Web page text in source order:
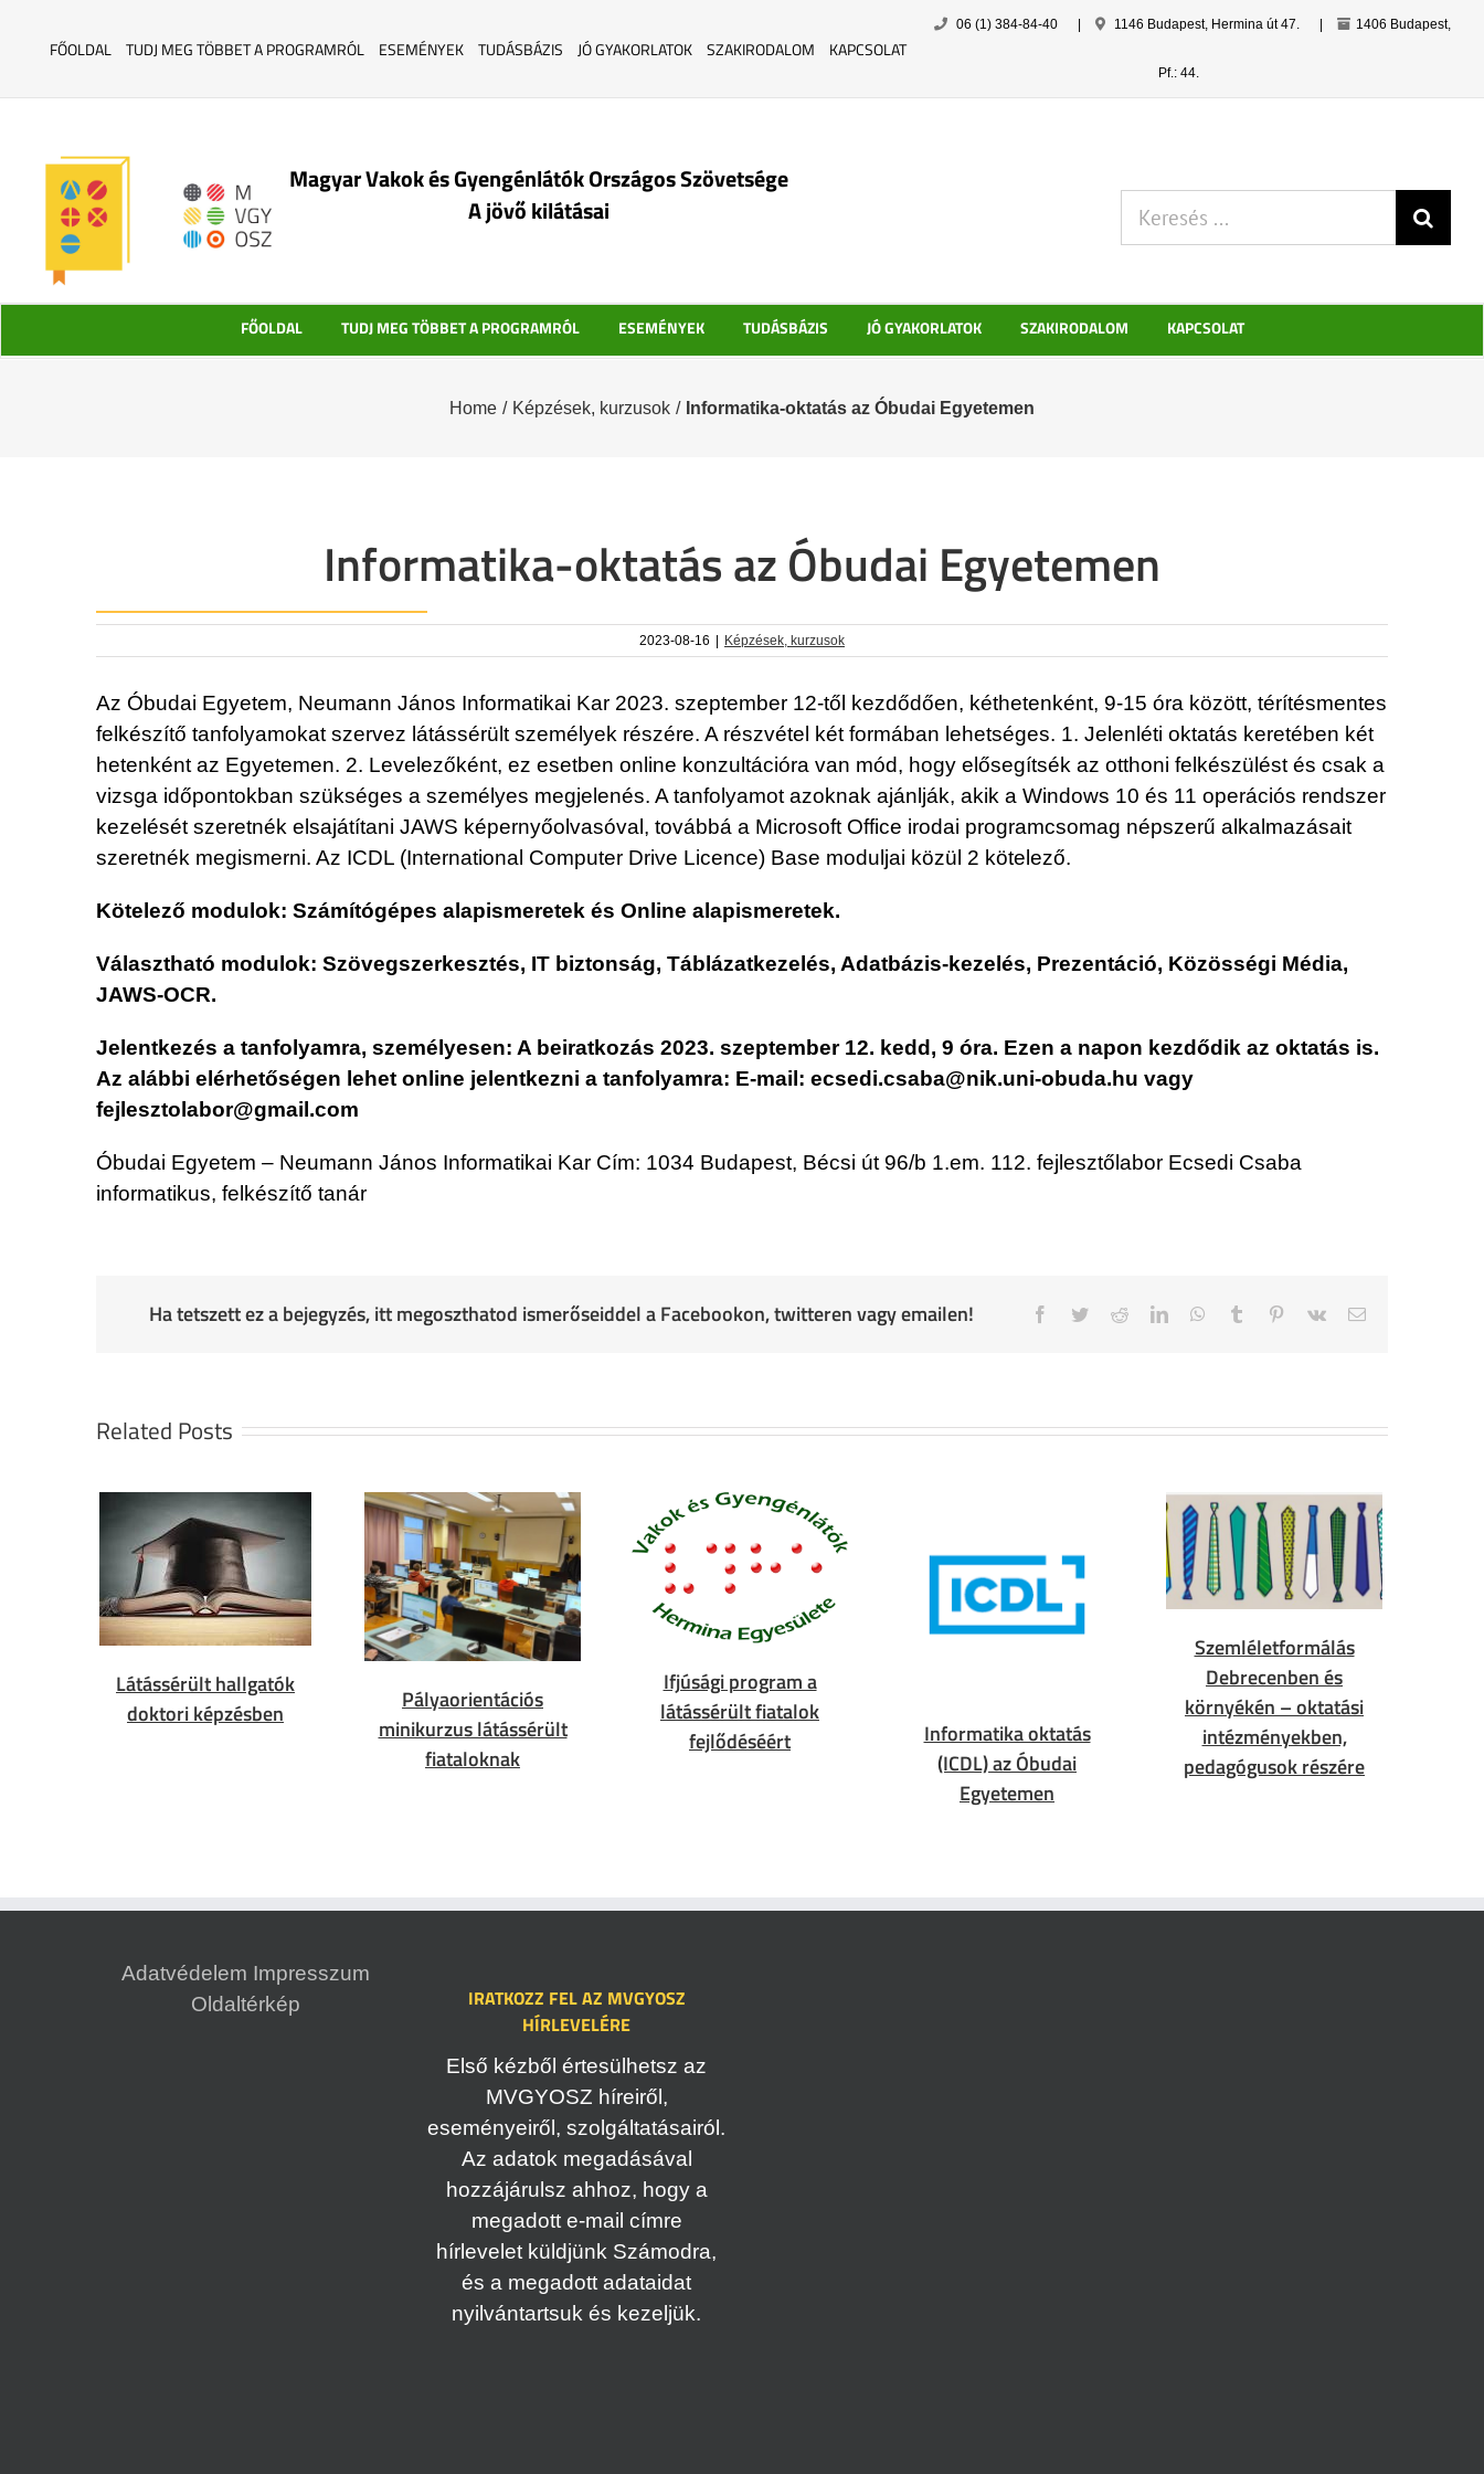
to
FŐOLDAL TUDJ MEG TÖBBET A PROGRAMRÓL ESEMÉNYEK TUDÁSBÁZIS JÓ GYAKORLATOK SZAKIRODALOM KAPCSOLAT
06 (1) 384-84-40 1146 Budapest, Hermina út 47. 1406 Budapest,
Pf.: 44.
Magyar Vakok és Gyengénlátók Országos Szövetsége
A jövő kilátásai
FŐOLDAL TUDJ MEG TÖBBET A PROGRAMRÓL ESEMÉNYEK TUDÁSBÁZIS JÓ GYAKORLATOK SZAKIRODALOM KAPCSOLAT
Home / Képzések, kurzusok / Informatika-oktatás az Óbudai Egyetemen
Informatika-oktatás az Óbudai Egyetemen
2023-08-16 | Képzések, kurzusok
Az Óbudai Egyetem, Neumann János Informatikai Kar 2023. szeptember 12-től kezdődően, kéthetenként, 9-15 óra között, térítésmentes
felkészítő tanfolyamokat szervez látássérült személyek részére. A részvétel két formában lehetséges. 1. Jelenléti oktatás keretében két
hetenként az Egyetemen. 2. Levelezőként, ez esetben online konzultációra van mód, hogy elősegítsék az otthoni felkészülést és csak a
vizsga időpontokban szükséges a személyes megjelenés. A tanfolyamot azoknak ajánlják, akik a Windows 10 és 11 operációs rendszer
kezelését szeretnék elsajátítani JAWS képernyőolvasóval, továbbá a Microsoft Office irodai programcsomag népszerű alkalmazásait
szeretnék megismerni. Az ICDL (International Computer Drive Licence) Base moduljai közül 2 kötelező.
Kötelező modulok: Számítógépes alapismeretek és Online alapismeretek.
Választható modulok: Szövegszerkesztés, IT biztonság, Táblázatkezelés, Adatbázis-kezelés, Prezentáció, Közösségi Média,
JAWS-OCR.
Jelentkezés a tanfolyamra, személyesen: A beiratkozás 2023. szeptember 12. kedd, 9 óra. Ezen a napon kezdődik az oktatás is.
Az alábbi elérhetőségen lehet online jelentkezni a tanfolyamra: E-mail: ecsedi.csaba@nik.uni-obuda.hu vagy
fejlesztolabor@gmail.com
Óbudai Egyetem – Neumann János Informatikai Kar Cím: 1034 Budapest, Bécsi út 96/b 1.em. 112. fejlesztőlabor Ecsedi Csaba
informatikus, felkészítő tanár
Ha tetszett ez a bejegyzés, itt megoszthatod ismerőseiddel a Facebookon, twitteren vagy emailen! Facebook
TwitterRedditLinkedInWhatsApp
Tumblr Pinterest
Vk Email
Related Posts
Látássérült hallgatók
doktori képzésben
Pályaorientációs
minikurzus látássérült
fiataloknak
Ifjúsági program a
látássérült fiatalok
fejlődéséért
Informatika oktatás
(ICDL) az Óbudai
Egyetemen
Szemléletformálás
Debrecenben és
környékén – oktatási
intézményekben,
pedagógusok részére
Adatvédelem Impresszum
Oldaltérkép
IRATKOZZ FEL AZ MVGYOSZ
HÍRLEVELÉRE
Első kézből értesülhetsz az
MVGYOSZ híreiről,
eseményeiről, szolgáltatásairól.
Az adatok megadásával
hozzájárulsz ahhoz, hogy a
megadott e-mail címre
hírlevelet küldjünk Számodra,
és a megadott adataidat
nyilvántartsuk és kezeljük.